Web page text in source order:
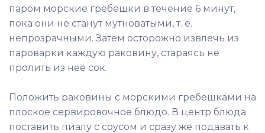
паром морские гребешки в течение 6 минут,
пока они не станут мутноватыми, т. е.
непрозрачными. Затем осторожно извлечь из
пароварки каждую раковину, стараясь не
пролить из неё сок.
Положить раковины с морскими гребешками на
плоское сервировочное блюдо. В центр блюда
поставить пиалу с соусом и сразу же подавать к